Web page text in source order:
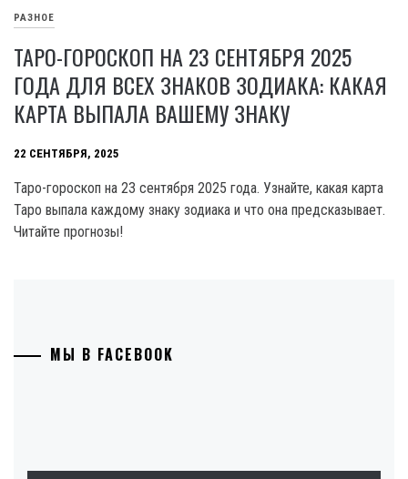
РАЗНОЕ
ТАРО-ГОРОСКОП НА 23 СЕНТЯБРЯ 2025
ГОДА ДЛЯ ВСЕХ ЗНАКОВ ЗОДИАКА: КАКАЯ
КАРТА ВЫПАЛА ВАШЕМУ ЗНАКУ
22 СЕНТЯБРЯ, 2025
Таро-гороскоп на 23 сентября 2025 года. Узнайте, какая карта
Таро выпала каждому знаку зодиака и что она предсказывает.
Читайте прогнозы!
МЫ В FACEBOOK